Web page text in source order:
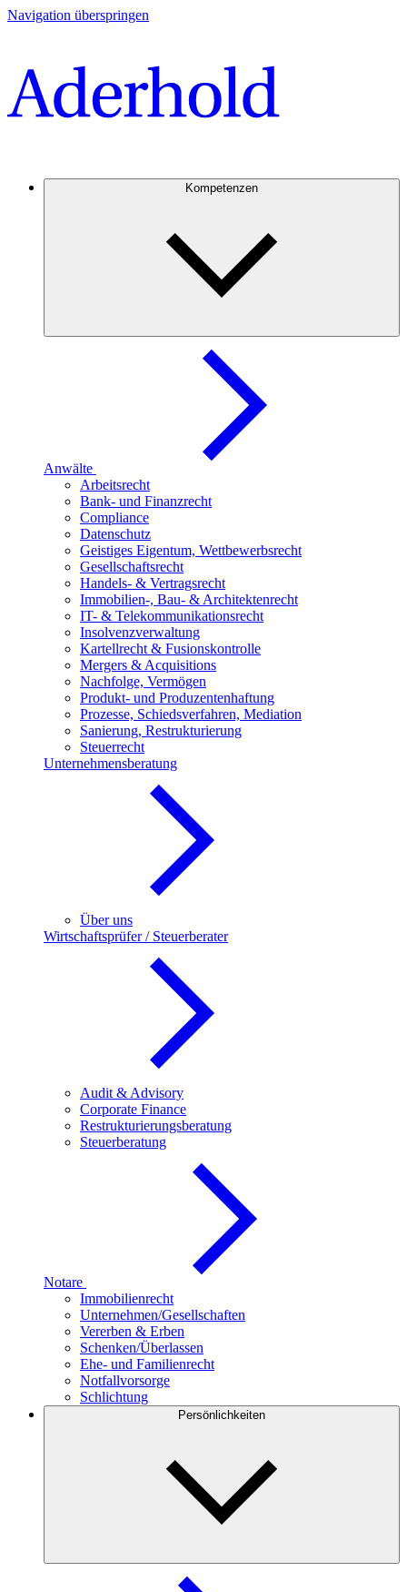
Navigation überspringen
Kompetenzen
Anwälte
Arbeitsrecht
Bank- und Finanzrecht
Compliance
Datenschutz
Geistiges Eigentum, Wettbewerbsrecht
Gesellschaftsrecht
Handels- & Vertragsrecht
Immobilien-, Bau- & Architektenrecht
IT- & Telekommunikationsrecht
Insolvenzverwaltung
Kartellrecht & Fusionskontrolle
Mergers & Acquisitions
Nachfolge, Vermögen
Produkt- und Produzentenhaftung
Prozesse, Schiedsverfahren, Mediation
Sanierung, Restrukturierung
Steuerrecht
Unternehmensberatung
Über uns
Wirtschaftsprüfer / Steuerberater
Audit & Advisory
Corporate Finance
Restrukturierungsberatung
Steuerberatung
Notare
Immobilienrecht
Unternehmen/Gesellschaften
Vererben & Erben
Schenken/Überlassen
Ehe- und Familienrecht
Notfallvorsorge
Schlichtung
Persönlichkeiten